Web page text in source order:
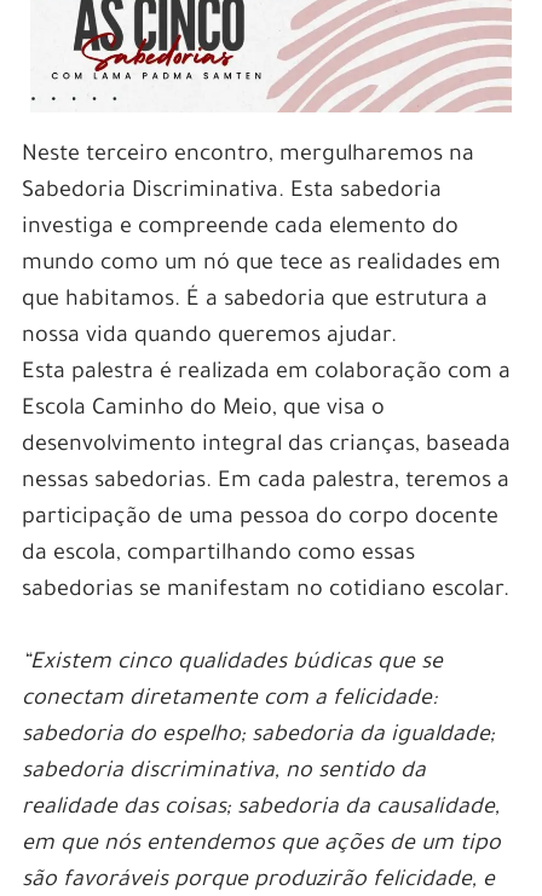
Neste terceiro encontro, mergulharemos na
Sabedoria Discriminativa. Esta sabedoria
investiga e compreende cada elemento do
mundo como um nó que tece as realidades em
que habitamos. É a sabedoria que estrutura a
nossa vida quando queremos ajudar.
Esta palestra é realizada em colaboração com a
Escola Caminho do Meio, que visa o
desenvolvimento integral das crianças, baseada
nessas sabedorias. Em cada palestra, teremos a
participação de uma pessoa do corpo docente
da escola, compartilhando como essas
sabedorias se manifestam no cotidiano escolar.
“Existem cinco qualidades búdicas que se
conectam diretamente com a felicidade:
sabedoria do espelho; sabedoria da igualdade;
sabedoria discriminativa, no sentido da
realidade das coisas; sabedoria da causalidade,
em que nós entendemos que ações de um tipo
são favoráveis porque produzirão felicidade, e